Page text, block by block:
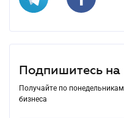
Подпишитесь на
Получайте по
бизнеса